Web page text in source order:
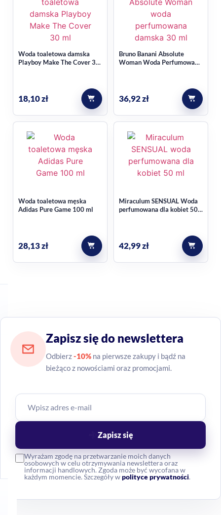
Woda toaletowa damska
Playboy Make The Cover 30
18,10zł
Bruno Banani Absolute
Woman Woda Perfumowana
36,92zł
Woda toaletowa męska
Adidas Pure Game 100 ml
28,13zł
Miraculum SENSUAL Woda
perfumowana dla kobiet 50
42,99zł
Zapisz się do newslettera
Odbierz-10% na pierwsze zakupy i bądź na
bieżąco z nowościami oraz promocjami.
Wyrażam zgodę na przetwarzanie moich danych
osobowych w celu otrzymywania newslettera oraz
informacji handlowych. Zgoda może być wycofana w
każdym momencie. Szczegóły wpolityce prywatności.
Zapisz się